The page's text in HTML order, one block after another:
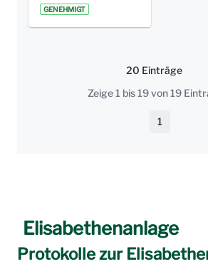
GENEHMIGT
20 Einträge
Pro Seite
Zeige 1 bis 19 von 19
Seite
1
Elisabethenanlage
Protokolle zur